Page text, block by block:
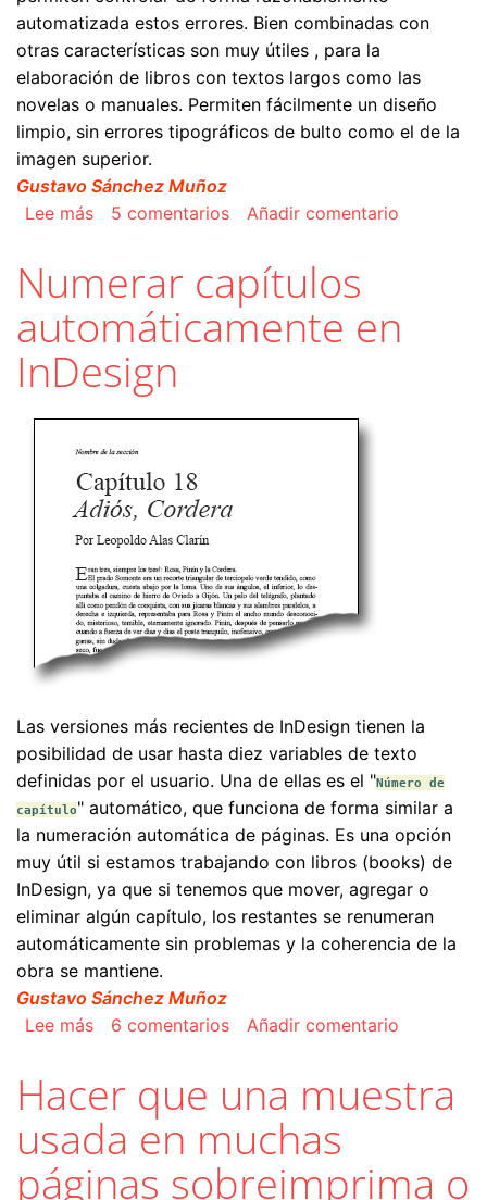
automatizada estos errores. Bien combinadas con
otras características son muy útiles , para la
elaboración de libros con textos largos como las
novelas o manuales. Permiten fácilmente un diseño
limpio, sin errores tipográficos de bulto como el de la
imagen superior.
Gustavo Sánchez Muñoz
Lee mássobre Controlar la posición de títulos y
5 comentarios Añadir comentario
Numerar capítulos
automáticamente en
InDesign
Las versiones más recientes de InDesign tienen la
posibilidad de usar hasta diez variables de texto
definidas por el usuario. Una de ellas es el "Número de
capítulo" automático, que funciona de forma similar a
la numeración automática de páginas. Es una opción
muy útil si estamos trabajando con libros (books) de
InDesign, ya que si tenemos que mover, agregar o
eliminar algún capítulo, los restantes se renumeran
automáticamente sin problemas y la coherencia de la
obra se mantiene.
Gustavo Sánchez Muñoz
Lee mássobre Numerar capítulos automáticamente en
6 comentarios Añadir comentario
Hacer que una muestra
usada en muchas
páginas sobreimprima o